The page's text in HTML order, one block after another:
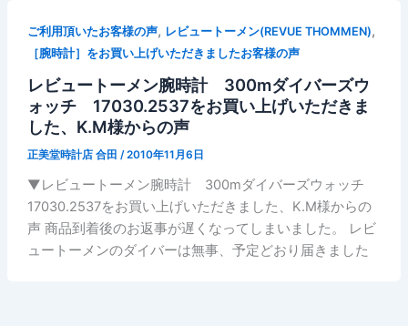
ご利用頂いたお客様の声, レビュートーメン(REVUE THOMMEN),
［腕時計］をお買い上げいただきましたお客様の声
レビュートーメン腕時計 300mダイバーズウ
ォッチ 17030.2537をお買い上げいただきま
した、K.M様からの声
正美堂時計店 合田 /2010年11月6日
▼レビュートーメン腕時計 300mダイバーズウォッチ
17030.2537をお買い上げいただきました、K.M様からの
声 商品到着後のお返事が遅くなってしまいました。 レビ
ュートーメンのダイバーは無事、予定どおり届きました